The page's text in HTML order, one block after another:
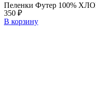
Пеленки Футер 100%
350 ₽
В корзину